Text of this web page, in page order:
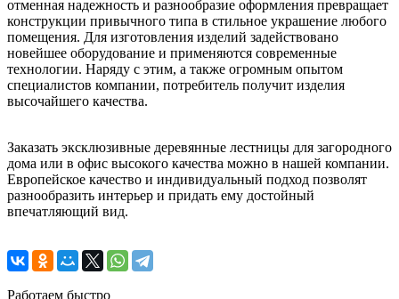
отменная надежность и разнообразие оформления превращает
конструкции привычного типа в стильное украшение любого
помещения. Для изготовления изделий задействовано
новейшее оборудование и применяются современные
технологии. Наряду с этим, а также огромным опытом
специалистов компании, потребитель получит изделия
высочайшего качества.
Заказать эксклюзивные деревянные лестницы для загородного
дома или в офис высокого качества можно в нашей компании.
Европейское качество и индивидуальный подход позволят
разнообразить интерьер и придать ему достойный
впечатляющий вид.
Работаем быстро